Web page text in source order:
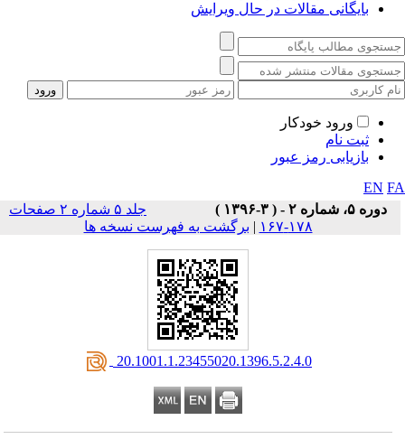
بایگانی مقالات در حال ویرایش
ورود خودکار
ثبت نام
بازیابی رمز عبور
EN
دوره ۵، شماره ۲ - ( ۳-۱۳۹۶ )
جلد ۵ شماره ۲ صفحات
۱۷۸-۱۶۷
| برگشت به فهرست نسخه ها
‎ 20.1001.1.23455020.1396.5.2.4.0